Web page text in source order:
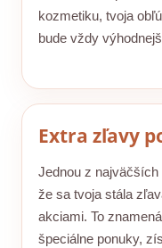
kozmetiku, tvoja
bude vždy
Extra zľavy
Jednou z najväčších
že sa tvoja stála
akciami. To
špeciálne ponuky,